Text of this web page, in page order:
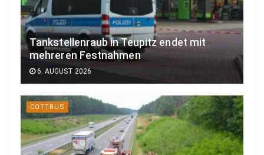
Tankstellenraub in Teupitz endet mit
mehreren Festnahmen
6. AUGUST 2026
COTTBUS